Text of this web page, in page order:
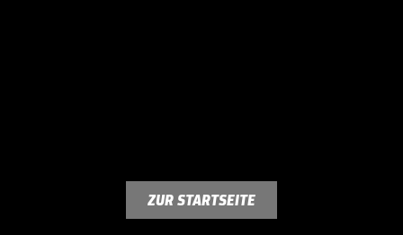
ZUR STARTSEITE